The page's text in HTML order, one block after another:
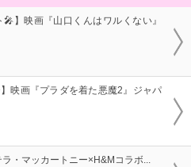
🎤】映画『山口くんはワルくない』
】映画『プラダを着た悪魔2』ジャパ
ラ・マッカートニー×H&Mコラボ...